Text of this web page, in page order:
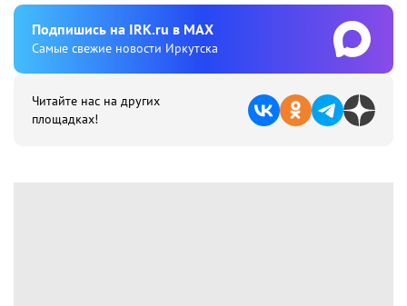
Подпишиcь на IRK.ru в MAX
Cамые свежие новости Иркутска
Читайте нас на других
площадках!